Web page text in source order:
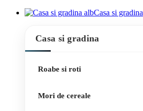
Casa si gradina
Casa si gradina
Roabe si roti
Mori de cereale